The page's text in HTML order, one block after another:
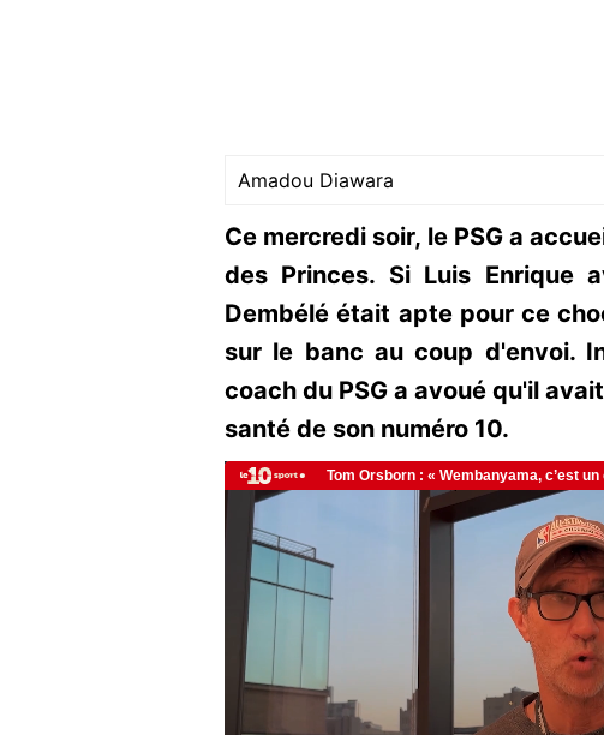
Amadou Diawara
Ce mercredi soir, le PSG a
des Princes. Si Luis Enrique
Dembélé était apte pour ce
sur le banc au coup d'envoi.
coach du PSG a avoué qu'il
santé de son numéro 10.